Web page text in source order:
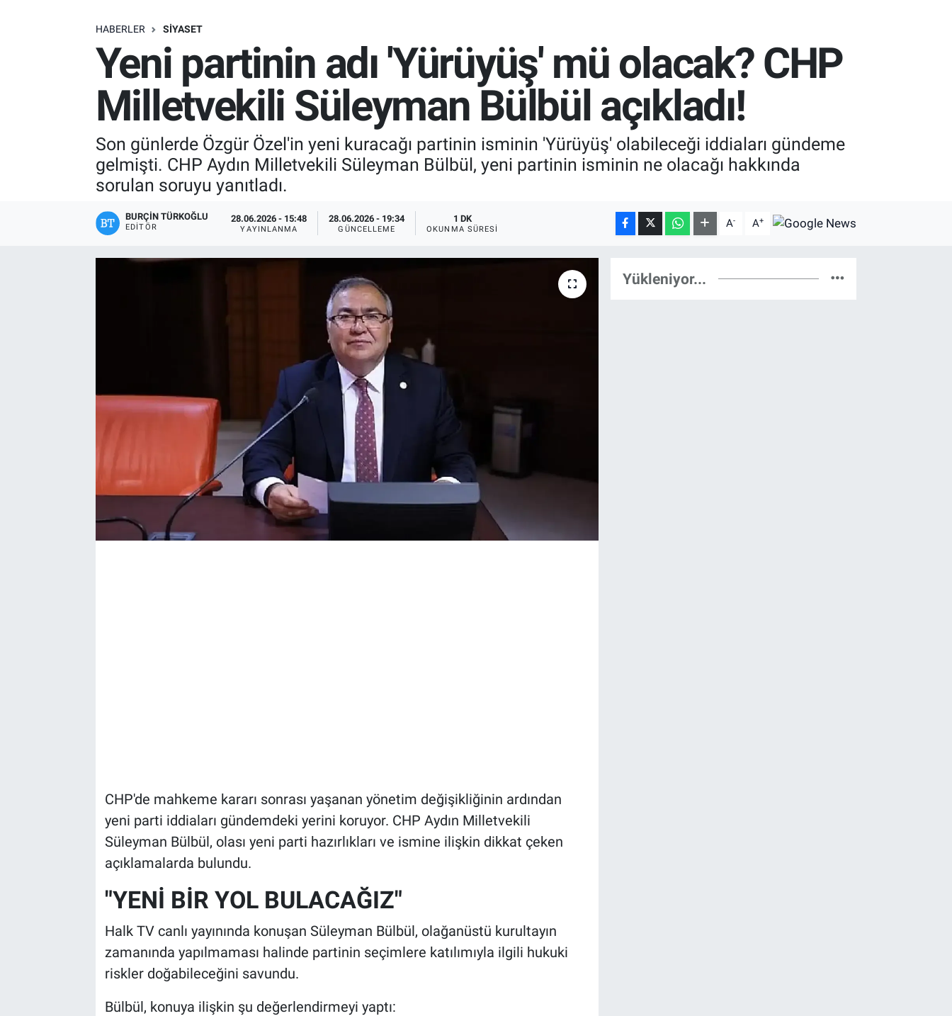
HABERLER SIYASET
Yeni partinin adı 'Yürüyüş' mü olacak? CHP
Milletvekili Süleyman Bülbül açıkladı!
Son günlerde Özgür Özel'in yeni kuracağı partinin isminin 'Yürüyüş' olabileceği iddiaları gündeme
gelmişti. CHP Aydın Milletvekili Süleyman Bülbül, yeni partinin isminin ne olacağı hakkında
sorulan soruyu yanıtladı.
BURÇIN TÜRKOĞLU
EDITÖR
28.06.2026 - 15:48
YAYINLANMA
28.06.2026 - 19:34
GÜNCELLEME
1 DK
OKUNMA SÜRESI A- A+
CHP'de mahkeme kararı sonrası yaşanan yönetim değişikliğinin ardından
yeni parti iddiaları gündemdeki yerini koruyor. CHP Aydın Milletvekili
Süleyman Bülbül, olası yeni parti hazırlıkları ve ismine ilişkin dikkat çeken
açıklamalarda bulundu.
"YENİ BİR YOL BULACAĞIZ"
Halk TV canlı yayınında konuşan Süleyman Bülbül, olağanüstü kurultayın
zamanında yapılmaması halinde partinin seçimlere katılımıyla ilgili hukuki
riskler doğabileceğini savundu.
Bülbül, konuya ilişkin şu değerlendirmeyi yaptı:
Yükleniyor...
ÖZEL HABER
İletişim (Künye)